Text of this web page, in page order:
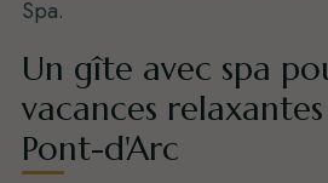
Spa.
Un gîte avec spa
vacances
Pont-d'Arc